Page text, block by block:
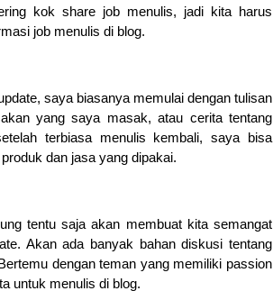
kok share job menulis, jadi kita harus
job menulis di blog.
saya biasanya memulai dengan tulisan
yang saya masak, atau cerita tentang
terbiasa menulis kembali, saya bisa
dan jasa yang dipakai.
tentu saja akan membuat kita semangat
Akan ada banyak bahan diskusi tentang
dengan teman yang memiliki passion
untuk menulis di blog.